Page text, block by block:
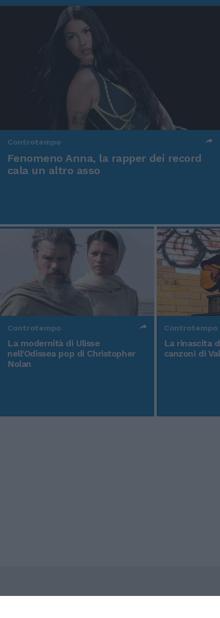
Controtempo
Fenomeno Anna, la rapper dei record
cala un altro asso
Controtempo
La modernità di Ulisse
nell'Odissea pop di Christopher
Nolan
Controtempo
La rinascita
canzoni di